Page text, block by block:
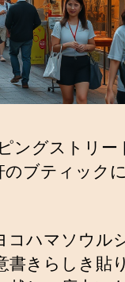
ングストリー
のブティック
コハマソウル
書きらしき貼